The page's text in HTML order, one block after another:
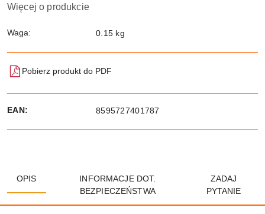
Więcej o produkcie
Waga: 0.15 kg
Pobierz produkt do PDF
EAN: 8595727401787
OPIS
INFORMACJE DOT.
BEZPIECZEŃSTWA
ZADAJ
PYTANIE